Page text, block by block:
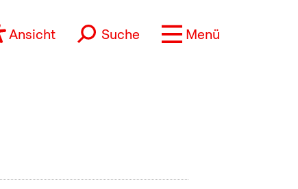
Ansicht Suche Menü